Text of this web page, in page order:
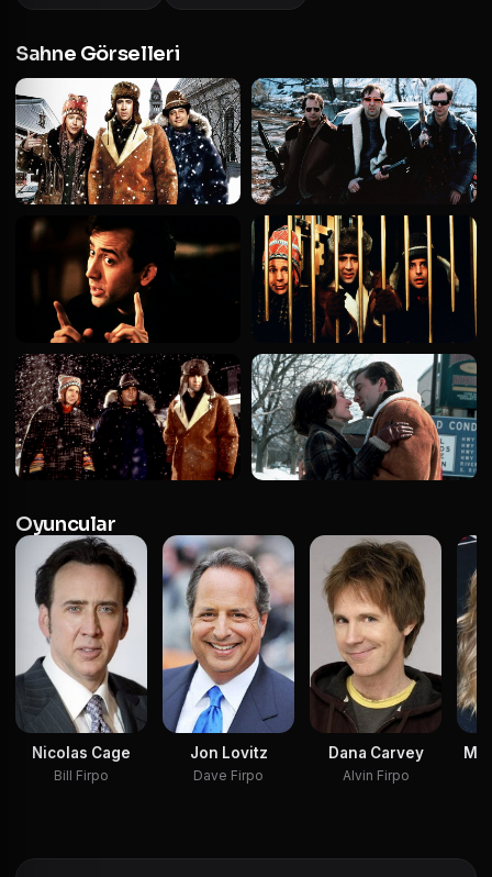
Sahne Görselleri
Oyuncular
Nicolas Cage
Bill Firpo
Jon Lovitz
Dave Firpo
Dana Carvey
Alvin Firpo